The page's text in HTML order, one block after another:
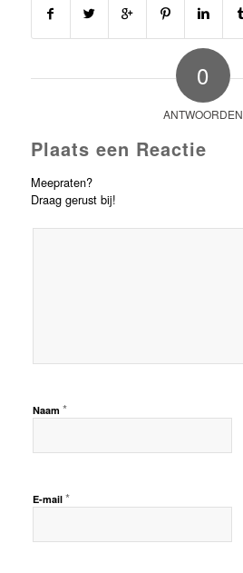
0
ANTWOORDEN
Plaats een Reactie
Meepraten?
Draag gerust bij!
Naam *
E-mail *